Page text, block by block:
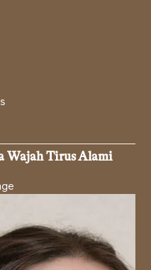
Wajah Tirus Alami